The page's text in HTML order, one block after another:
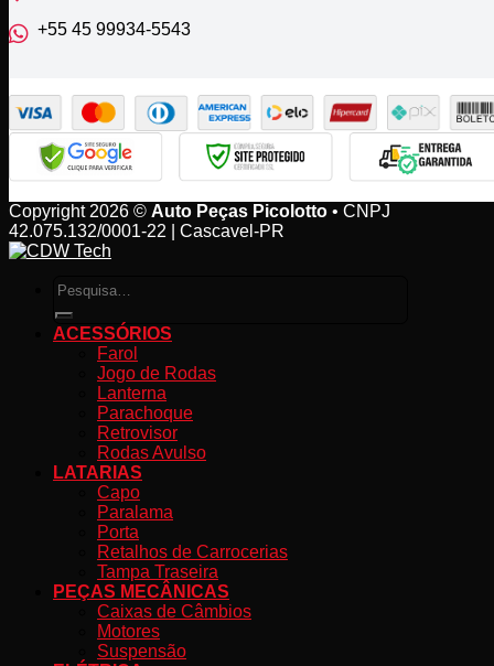
+55 45 99934‑5543‬
Copyright 2026 © Auto Peças Picolotto • CNPJ
42.075.132/0001-22 | Cascavel-PR
Pesquisar
por:
ACESSÓRIOS
Farol
Jogo de Rodas
Lanterna
Parachoque
Retrovisor
Rodas Avulso
LATARIAS
Capo
Paralama
Porta
Retalhos de Carrocerias
Tampa Traseira
PEÇAS MECÂNICAS
Caixas de Câmbios
Motores
Suspensão